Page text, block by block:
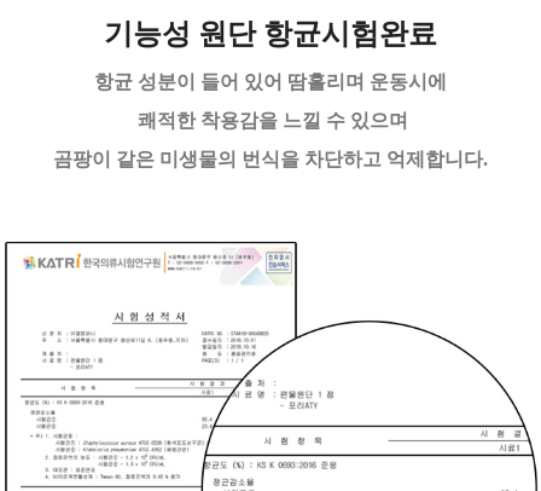
기능성 원단 항균시험완료
항균 성분이 들어 있어 땀흘리며 운동시에
쾌적한 착용감을 느낄 수 있으며
곰팡이 같은 미생물의 번식을 차단하고 억제합니다.